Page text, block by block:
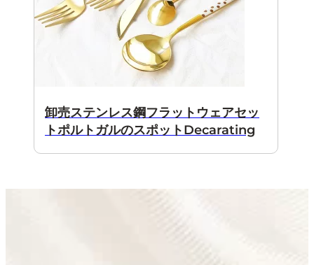
卸売ステンレス鋼フラットウェアセッ
トポルトガルのスポットDecarating